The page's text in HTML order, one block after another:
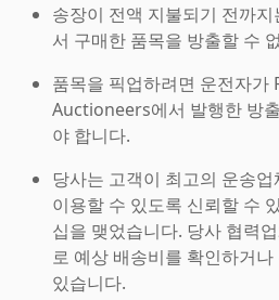
송장이 전액 지불되기 전까
서 구매한 품목을 방출할 수
품목을 픽업하려면 운전자가
Auctioneers에서 발행한 방
야 합니다.
당사는 고객이 최고의 운송
이용할 수 있도록 신뢰할 수
십을 맺었습니다. 당사 협력
로 예상 배송비를 확인하거
있습니다.